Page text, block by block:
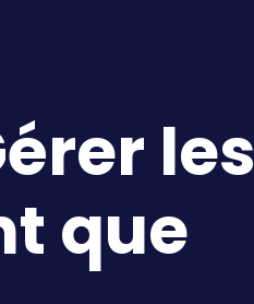
les
que